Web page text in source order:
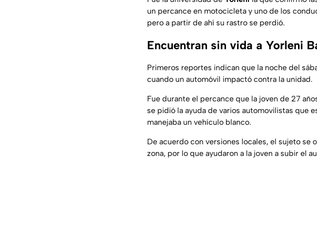
un percance en motocicleta y uno de los
pero a partir de ahí su rastro se perdió.
Encuentran sin vida a Yorleni
Primeros reportes indican que la noche del
cuando un automóvil impactó contra la unidad.
Fue durante el percance que la joven de 27
se pidió la ayuda de varios automovilistas que
manejaba un vehículo blanco.
De acuerdo con versiones locales, el sujeto se
zona, por lo que ayudaron a la joven a subir el